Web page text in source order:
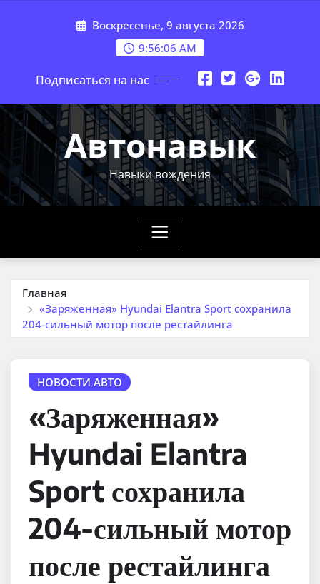
Воскресенье, 9 августа 2026
9:56:08 AM
Подписаться на нас
Автонавык
Навыки вождения
Главная
«Заряженная» Hyundai Elantra Sport сохранила
204-сильный мотор после рестайлинга
НОВОСТИ АВТО
«Заряженная»
Hyundai Elantra
Sport сохранила
204-сильный мотор
после рестайлинга